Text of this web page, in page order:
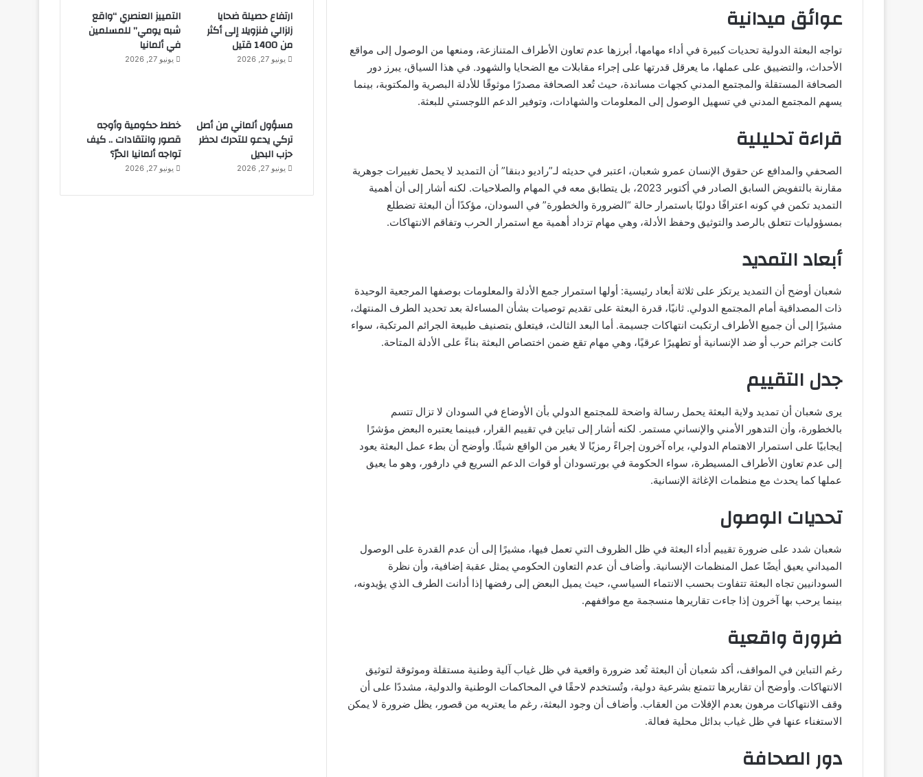
عوائق ميدانية
تواجه البعثة الدولية تحديات كبيرة في أداء مهامها، أبرزها عدم تعاون الأطراف المتنازعة، ومنعها من الوصول إلى مواقع
الأحداث، والتضييق على عملها، ما يعرقل قدرتها على إجراء مقابلات مع الضحايا والشهود. في هذا السياق، يبرز دور
الصحافة المستقلة والمجتمع المدني كجهات مساندة، حيث تُعد الصحافة مصدرًا موثوقًا للأدلة البصرية والمكتوبة، بينما
يسهم المجتمع المدني في تسهيل الوصول إلى المعلومات والشهادات، وتوفير الدعم اللوجستي للبعثة.
قراءة تحليلية
الصحفي والمدافع عن حقوق الإنسان عمرو شعبان، اعتبر في حديثه لـ”راديو دبنقا” أن التمديد لا يحمل تغييرات جوهرية
مقارنة بالتفويض السابق الصادر في أكتوبر 2023، بل يتطابق معه في المهام والصلاحيات. لكنه أشار إلى أن أهمية
التمديد تكمن في كونه اعترافًا دوليًا باستمرار حالة “الضرورة والخطورة” في السودان، مؤكدًا أن البعثة تضطلع
بمسؤوليات تتعلق بالرصد والتوثيق وحفظ الأدلة، وهي مهام تزداد أهمية مع استمرار الحرب وتفاقم الانتهاكات.
أبعاد التمديد
شعبان أوضح أن التمديد يرتكز على ثلاثة أبعاد رئيسية: أولها استمرار جمع الأدلة والمعلومات بوصفها المرجعية الوحيدة
ذات المصداقية أمام المجتمع الدولي. ثانيًا، قدرة البعثة على تقديم توصيات بشأن المساءلة بعد تحديد الطرف المنتهك،
مشيرًا إلى أن جميع الأطراف ارتكبت انتهاكات جسيمة. أما البعد الثالث، فيتعلق بتصنيف طبيعة الجرائم المرتكبة، سواء
كانت جرائم حرب أو ضد الإنسانية أو تطهيرًا عرقيًا، وهي مهام تقع ضمن اختصاص البعثة بناءً على الأدلة المتاحة.
جدل التقييم
يرى شعبان أن تمديد ولاية البعثة يحمل رسالة واضحة للمجتمع الدولي بأن الأوضاع في السودان لا تزال تتسم
بالخطورة، وأن التدهور الأمني والإنساني مستمر. لكنه أشار إلى تباين في تقييم القرار، فبينما يعتبره البعض مؤشرًا
إيجابيًا على استمرار الاهتمام الدولي، يراه آخرون إجراءً رمزيًا لا يغير من الواقع شيئًا. وأوضح أن بطء عمل البعثة يعود
إلى عدم تعاون الأطراف المسيطرة، سواء الحكومة في بورتسودان أو قوات الدعم السريع في دارفور، وهو ما يعيق
عملها كما يحدث مع منظمات الإغاثة الإنسانية.
تحديات الوصول
شعبان شدد على ضرورة تقييم أداء البعثة في ظل الظروف التي تعمل فيها، مشيرًا إلى أن عدم القدرة على الوصول
الميداني يعيق أيضًا عمل المنظمات الإنسانية. وأضاف أن عدم التعاون الحكومي يمثل عقبة إضافية، وأن نظرة
السودانيين تجاه البعثة تتفاوت بحسب الانتماء السياسي، حيث يميل البعض إلى رفضها إذا أدانت الطرف الذي يؤيدونه،
بينما يرحب بها آخرون إذا جاءت تقاريرها منسجمة مع مواقفهم.
ضرورة واقعية
رغم التباين في المواقف، أكد شعبان أن البعثة تُعد ضرورة واقعية في ظل غياب آلية وطنية مستقلة وموثوقة لتوثيق
الانتهاكات. وأوضح أن تقاريرها تتمتع بشرعية دولية، وتُستخدم لاحقًا في المحاكمات الوطنية والدولية، مشددًا على أن
وقف الانتهاكات مرهون بعدم الإفلات من العقاب. وأضاف أن وجود البعثة، رغم ما يعتريه من قصور، يظل ضرورة لا يمكن
الاستغناء عنها في ظل غياب بدائل محلية فعالة.
دور الصحافة
ارتفاع حصيلة ضحايا
زلزالي فنزويلا إلى أكثر
من 1400 قتيل
يونيو 27, 2026
التمييز العنصري “واقع
شبه يومي” للمسلمين
في ألمانيا
يونيو 27, 2026
مسؤول ألماني من أصل
تركي يدعو للتحرك لحظر
حزب البديل
يونيو 27, 2026
خطط حكومية وأوجه
قصور وانتقادات .. كيف
تواجه ألمانيا الحرّ؟
يونيو 27, 2026